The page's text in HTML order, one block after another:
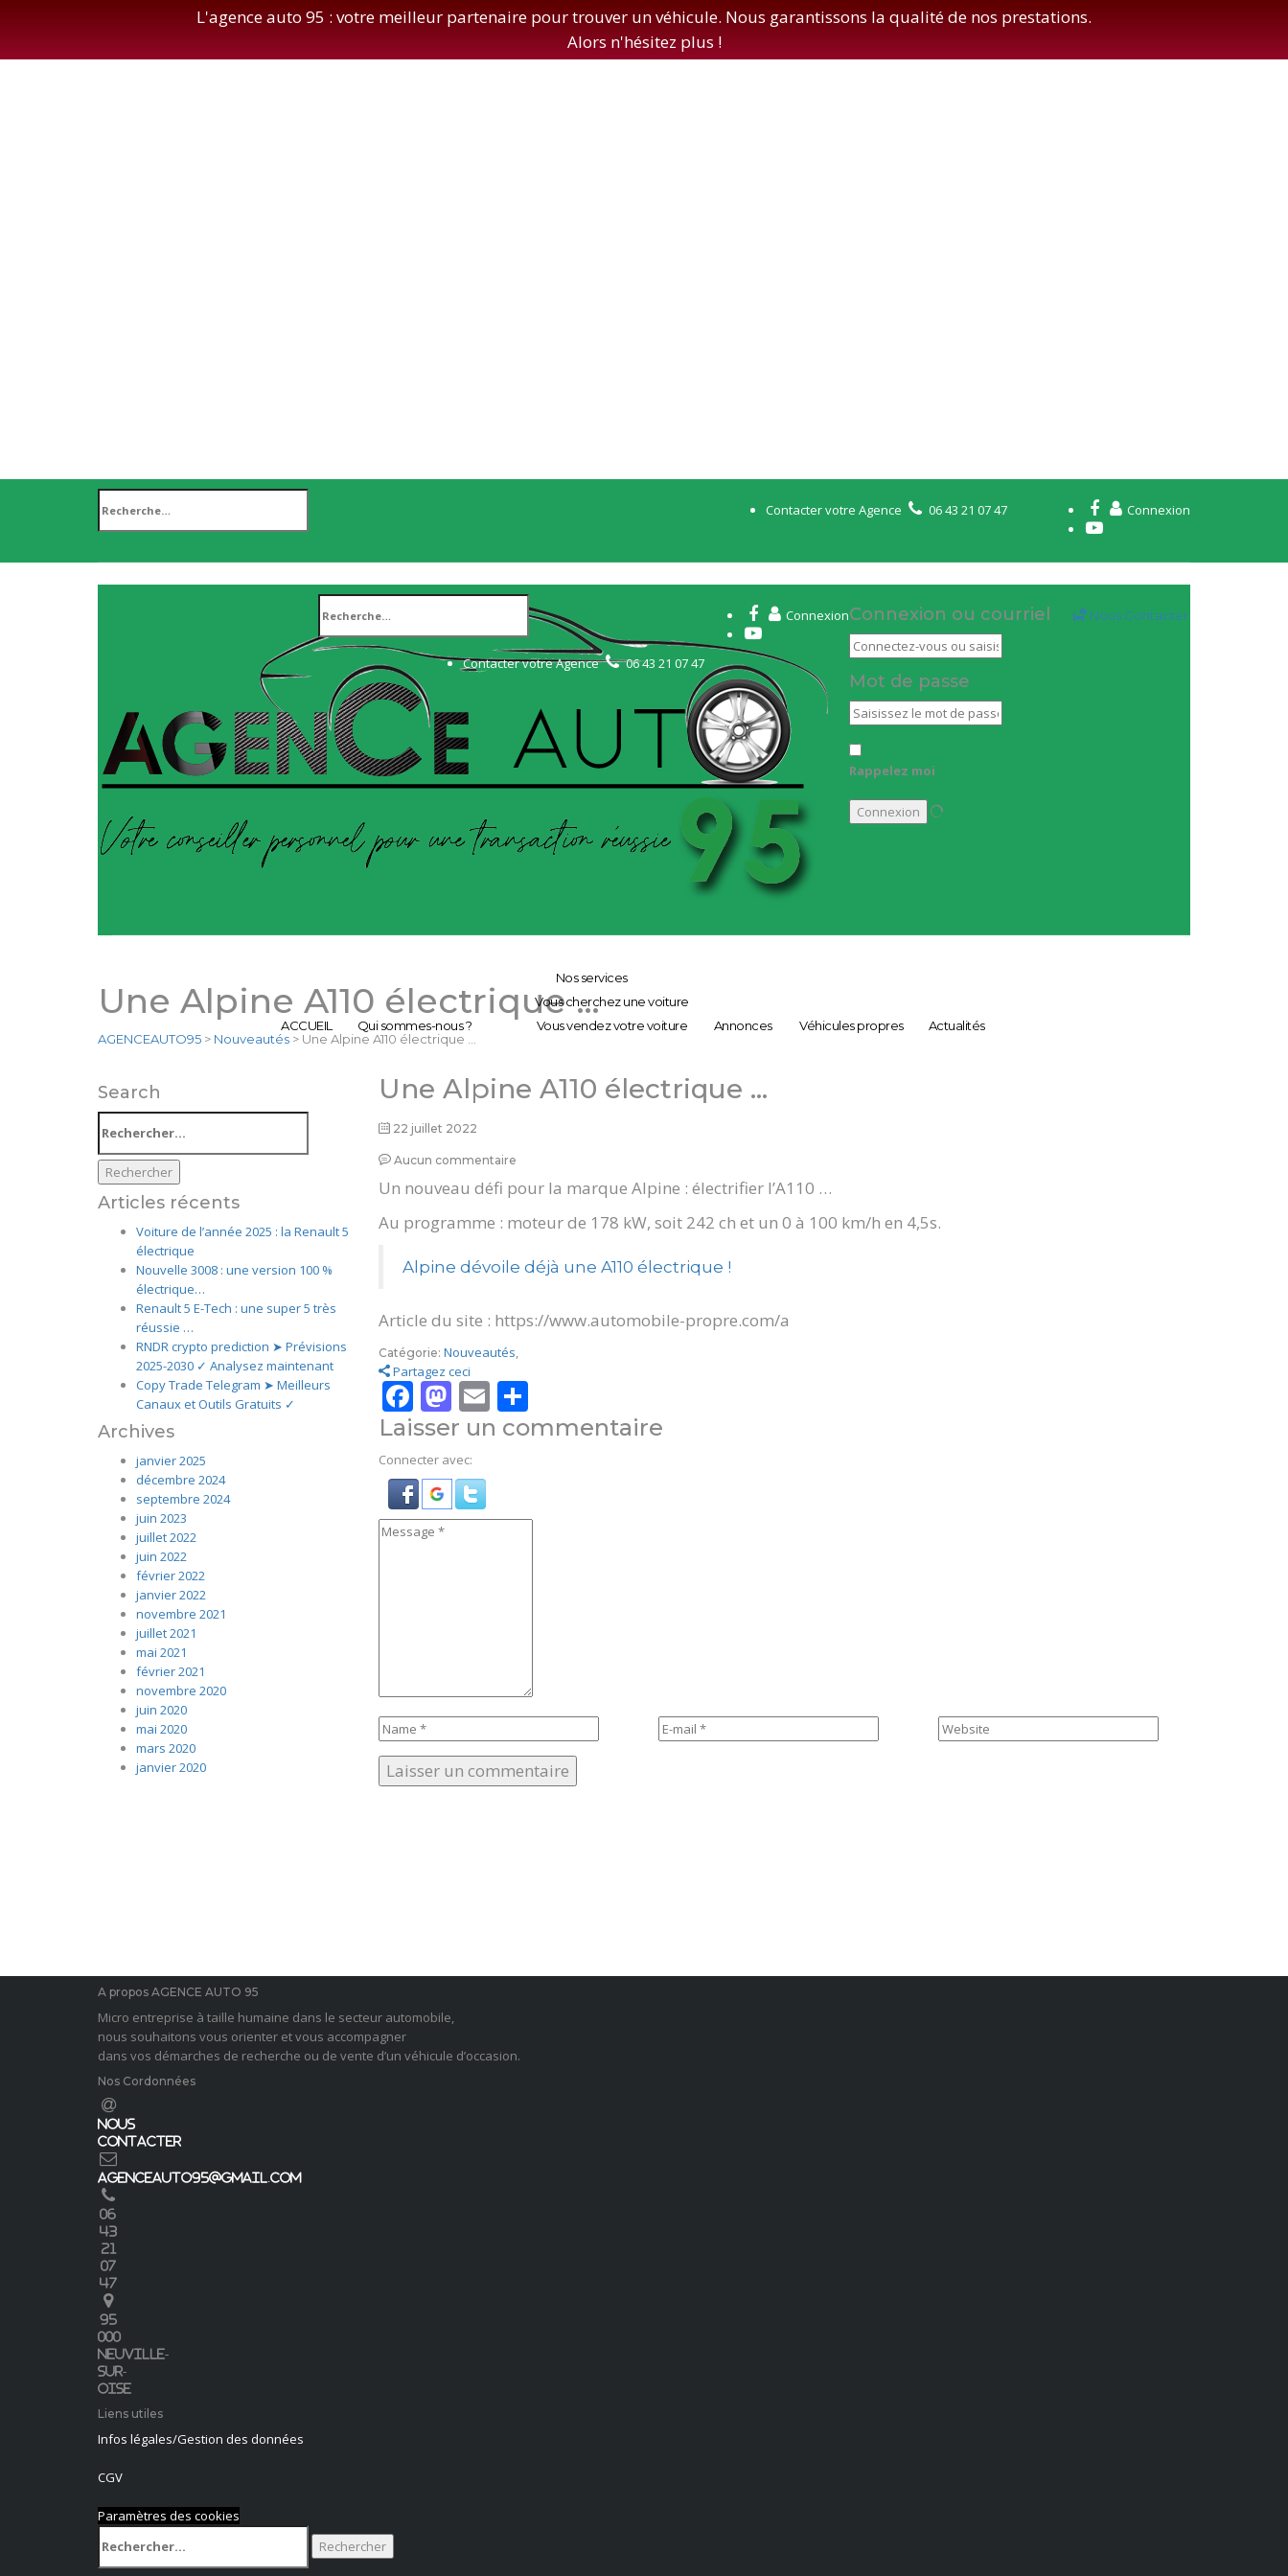
L'agence auto 95 : votre meilleur partenaire pour trouver un véhicule. Nous garantissons la qualité de nos prestations.
Alors n'hésitez plus !
Connexion
Contacter votre Agence 06 43 21 07 47
Nous Contacter
Connexion ou courriel
Mot de passe
Rappelez moi
Connexion
Contacter votre Agence 06 43 21 07 47
ACCUEIL Qui sommes-nous ?
Nos services
Vous cherchez une voiture
Vous vendez votre voiture
Annonces Véhicules propres Actualités
Une Alpine A110 électrique …
AGENCEAUTO95 > Nouveautés > Une Alpine A110 électrique …
Une Alpine A110 électrique …
22 juillet 2022
Aucun commentaire
Un nouveau défi pour la marque Alpine : électrifier l’A110 …
Au programme : moteur de 178 kW, soit 242 ch et un 0 à 100 km/h en 4,5s.
Alpine dévoile déjà une A110 électrique !
Article du site : https://www.automobile-propre.com/a
Catégorie: Nouveautés,
Partagez ceci
Facebook
Mastodon
EmailPartager
Laisser un commentaire
Connecter avec:
Search
Articles récents
Voiture de l’année 2025 : la Renault 5
électrique
Nouvelle 3008 : une version 100 %
électrique…
Renault 5 E-Tech : une super 5 très
réussie …
RNDR crypto prediction ➤ Prévisions
2025-2030 ✓ Analysez maintenant
Copy Trade Telegram ➤ Meilleurs
Canaux et Outils Gratuits ✓
Archives
janvier 2025
décembre 2024
septembre 2024
juin 2023
juillet 2022
juin 2022
février 2022
janvier 2022
novembre 2021
juillet 2021
mai 2021
février 2021
novembre 2020
juin 2020
mai 2020
mars 2020
janvier 2020
A propos AGENCE AUTO 95
Micro entreprise à taille humaine dans le secteur automobile,
nous souhaitons vous orienter et vous accompagner
dans vos démarches de recherche ou de vente d’un véhicule d’occasion.
Nos Cordonnées
Nous
Contacter
agenceauto95@gmail.com
06
43
21
07
47
95
000
Neuville-
sur-
Oise
Liens utiles
Infos légales/Gestion des données
CGV
Paramètres des cookies